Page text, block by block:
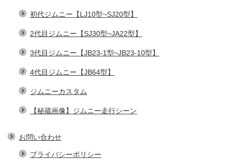
初代ジムニー【LJ10型~SJ20型】
2代目ジムニー【SJ30型~JA22型】
3代目ジムニー【JB23-1型~JB23-10型】
4代目ジムニー【JB64型】
ジムニーカスタム
【秘蔵画像】ジムニー走行シーン
お問い合わせ
プライバシーポリシー